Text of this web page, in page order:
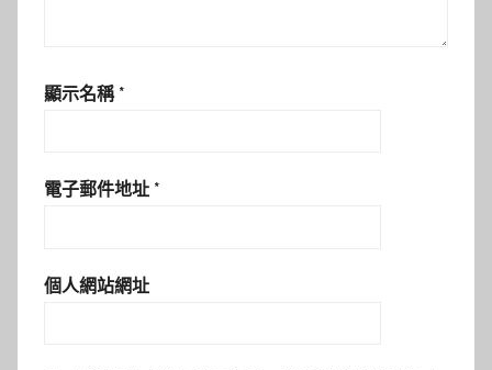
顯示名稱 *
電子郵件地址 *
個人網站網址